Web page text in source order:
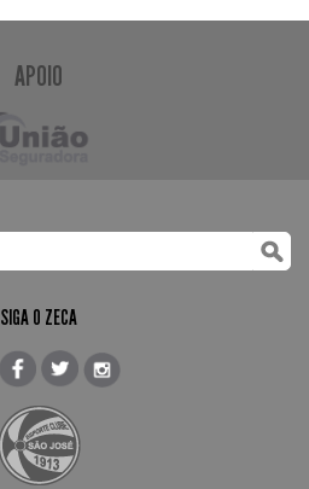
APOIO
SIGA O ZECA